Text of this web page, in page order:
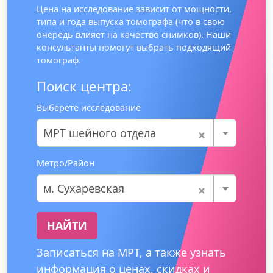
Цена на исследование зависит от мощности,
типа и года выпуска томографа (что в свою
очередь влияет на качество снимков). Наши
консультанты помогут выбрать подходящий
томограф.
Поиск центра:
Выберете исследование
×
МРТ шейного отдела
Метро/Район
×
м. Сухаревская
НАЙТИ
Записаться на МРТ, а также узнать
информация о ценах, скидках и